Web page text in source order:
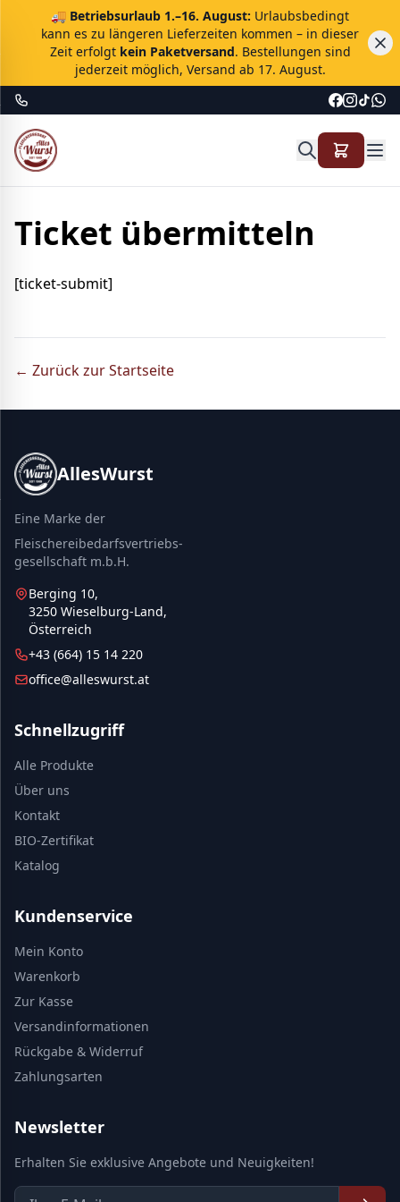
🚚 Betriebsurlaub 1.–16. August: Urlaubsbedingt
kann es zu längeren Lieferzeiten kommen – in dieser
Zeit erfolgt kein Paketversand. Bestellungen sind
jederzeit möglich, Versand ab 17. August.
Ticket übermitteln
[ticket-submit]
← Zurück zur Startseite
AllesWurst
Eine Marke der
Fleischereibedarfsvertriebs-
gesellschaft m.b.H.
Berging 10,
3250 Wieselburg-Land,
Österreich
+43 (664) 15 14 220
office@alleswurst.at
Schnellzugriff
Alle Produkte
Über uns
Kontakt
BIO-Zertifikat
Katalog
Kundenservice
Mein Konto
Warenkorb
Zur Kasse
Versandinformationen
Rückgabe & Widerruf
Zahlungsarten
Newsletter
Erhalten Sie exklusive Angebote und Neuigkeiten!